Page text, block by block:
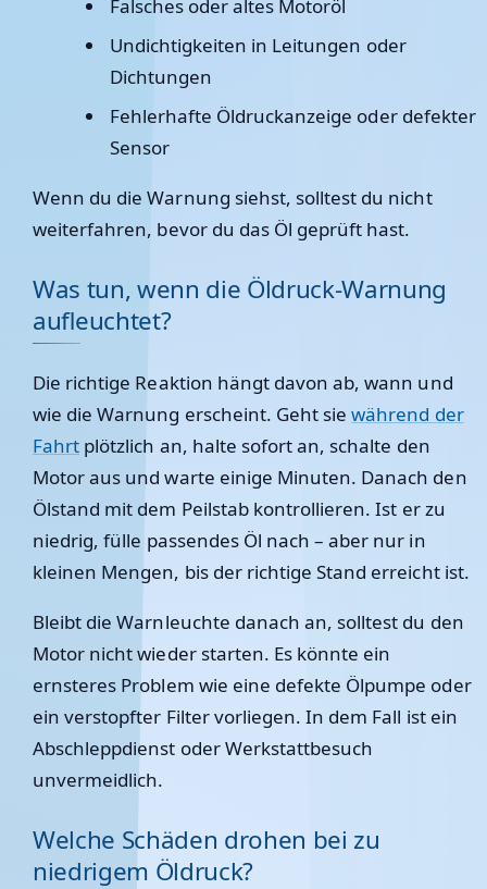
Falsches oder altes Motoröl
Undichtigkeiten in Leitungen oder
Dichtungen
Fehlerhafte Öldruckanzeige oder defekter
Sensor
Wenn du die Warnung siehst, solltest du nicht
weiterfahren, bevor du das Öl geprüft hast.
Was tun, wenn die Öldruck-Warnung
aufleuchtet?
Die richtige Reaktion hängt davon ab,wann und
wie die Warnung erscheint. Geht siewährend der
Fahrt plötzlich an, halte sofort an, schalte den
Motor aus und warte einige Minuten. Danach den
Ölstand mit dem Peilstabkontrollieren. Ist er zu
niedrig, fülle passendes Öl nach – aber nur in
kleinen Mengen, bis der richtige Stand erreicht ist.
Bleibt die Warnleuchte danach an, solltest du den
Motor nicht wieder starten. Es könnte ein
ernsteres Problem wie eine defekte Ölpumpe oder
ein verstopfter Filter vorliegen. In dem Fall ist ein
Abschleppdienst oder Werkstattbesuch
unvermeidlich.
Welche Schäden drohen bei zu
niedrigem Öldruck?